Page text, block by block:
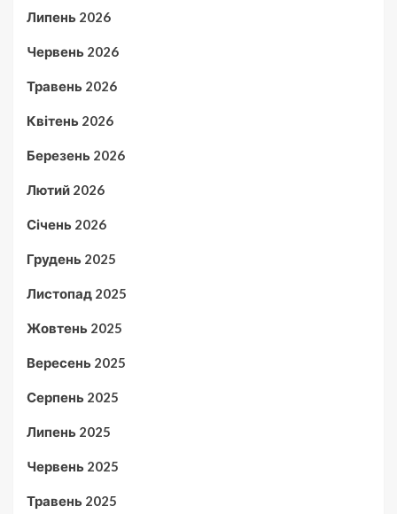
Липень 2026
Червень 2026
Травень 2026
Квітень 2026
Березень 2026
Лютий 2026
Січень 2026
Грудень 2025
Листопад 2025
Жовтень 2025
Вересень 2025
Серпень 2025
Липень 2025
Червень 2025
Травень 2025